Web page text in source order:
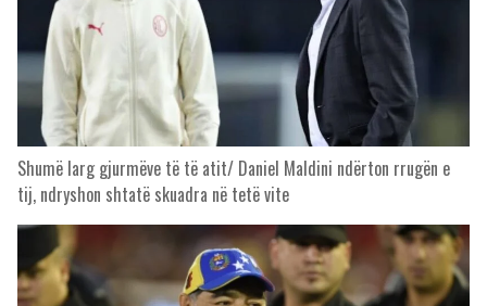
Shumë larg gjurmëve të të atit/ Daniel Maldini ndërton rrugën e
tij, ndryshon shtatë skuadra në tetë vite